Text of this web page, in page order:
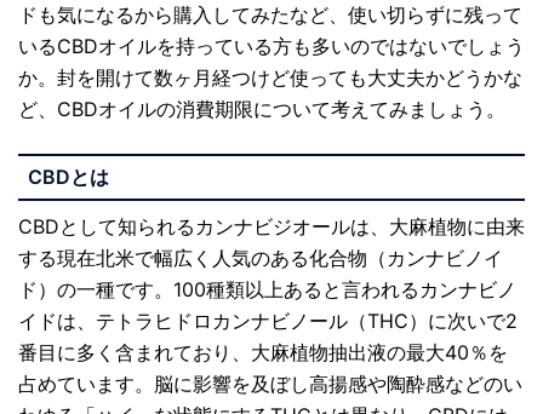
ドも気になるから購入してみたなど、使い切らずに残って
いるCBDオイルを持っている方も多いのではないでしょう
か。封を開けて数ヶ月経つけど使っても大丈夫かどうかな
ど、CBDオイルの消費期限について考えてみましょう。
CBDとは
CBDとして知られるカンナビジオールは、大麻植物に由来
する現在北米で幅広く人気のある化合物（カンナビノイ
ド）の一種です。100種類以上あると言われるカンナビノ
イドは、テトラヒドロカンナビノール（THC）に次いで2
番目に多く含まれており、大麻植物抽出液の最大40％を
占めています。脳に影響を及ぼし高揚感や陶酔感などのい